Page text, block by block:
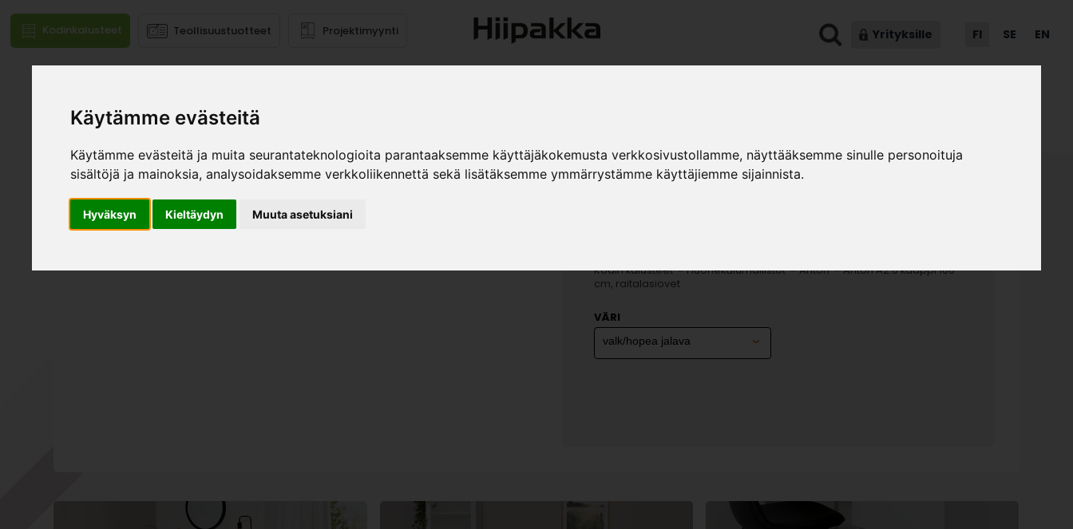
Käytämme evästeitä
Käytämme evästeitä ja muita seurantateknologioita parantaaksemme käyttäjäkokemusta verkkosivustollamme, näyttääksemme sinulle personoituja
sisältöjä ja mainoksia, analysoidaksemme verkkoliikennettä sekä lisätäksemme ymmärrystämme käyttäjiemme sijainnista.
Hyväksyn Kieltäydyn Muuta asetuksiani
Kodinkalusteet Teollisuustuotteet Projektimyynti Yrityksille FI SE EN
Mallistot
Kodin kalusteet»Huonekalumallistot»Anton»Anton A2.6 kaappi 100
cm, raitalasiovet
VÄRI